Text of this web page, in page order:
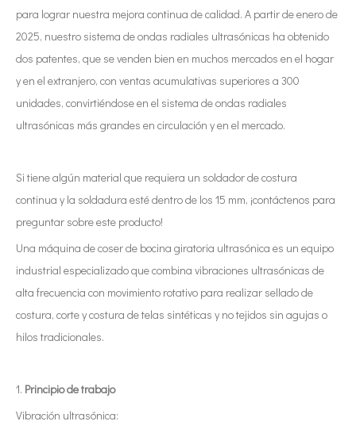
para lograr nuestra mejora continua de calidad. A partir de enero de
2025, nuestro sistema de ondas radiales ultrasónicas ha obtenido
dos patentes, que se venden bien en muchos mercados en el hogar
y en el extranjero, con ventas acumulativas superiores a 300
unidades, convirtiéndose en el sistema de ondas radiales
ultrasónicas más grandes en circulación y en el mercado.
Si tiene algún material que requiera un soldador de costura
continua y la soldadura esté dentro de los 15 mm, ¡contáctenos para
preguntar sobre este producto!
Una máquina de coser de bocina giratoria ultrasónica es un equipo
industrial especializado que combina vibraciones ultrasónicas de
alta frecuencia con movimiento rotativo para realizar sellado de
costura, corte y costura de telas sintéticas y no tejidos sin agujas o
hilos tradicionales.
1. Principio de trabajo
Vibración ultrasónica: